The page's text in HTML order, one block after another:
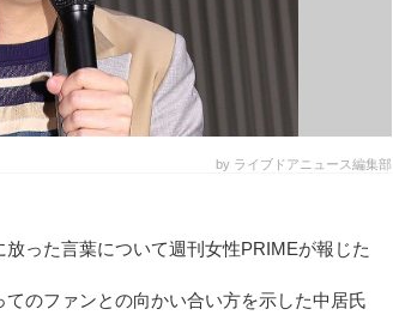
by ライブドアニュース編集部
放った言葉について週刊女性PRIMEが報じた
てのファンとの向かい合い方を示した中居氏